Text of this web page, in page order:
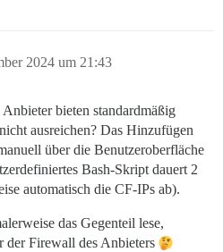
2024 um 21:43
bieten standardmäßig
ausreichen? Das Hinzufügen
über die Benutzeroberfläche
Bash-Skript dauert 2
automatisch die CF-IPs ab).
das Gegenteil lese,
Firewall des Anbieters